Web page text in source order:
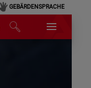
GEBÄRDENSPRACHE